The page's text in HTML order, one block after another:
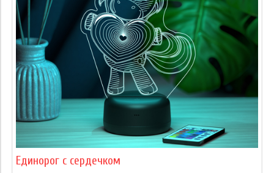
Единорог с сердечком